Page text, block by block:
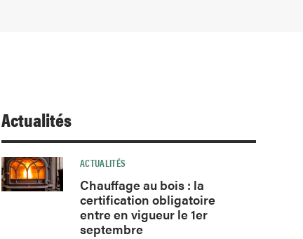
Actualités
ACTUALITÉS
Chauffage au bois : la
certification obligatoire
entre en vigueur le 1er
septembre